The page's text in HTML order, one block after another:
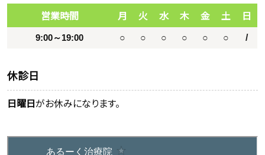
営業時間 月 火 水 木 金 土 日
9:00～19:00 ○ ○ ○ ○ ○ ○ /
休診日
日曜日がお休みになります。